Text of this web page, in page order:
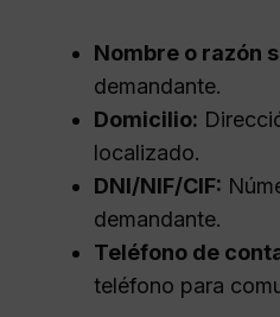
Nombre o razón
demandante.
Domicilio:
localizado.
DNI/NIF/CIF:
demandante.
Teléfono de
teléfono para